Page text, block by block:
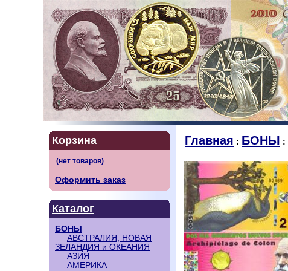
Корзина
Оформить заказ
Каталог
БОНЫ
АВСТРАЛИЯ, НОВАЯ
ЗЕЛАНДИЯ и ОКЕАНИЯ
АЗИЯ
АМЕРИКА
Главная : БОНЫ :